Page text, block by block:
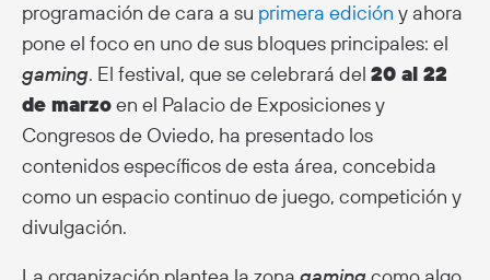
programación de cara a su primera edición y ahora
pone el foco en uno de sus bloques principales: el
gaming. El festival, que se celebrará del 20 al 22
de marzoen el Palacio de Exposiciones y
Congresos de Oviedo, ha presentado los
contenidos específicos de esta área, concebida
como un espacio continuo de juego, competición y
divulgación.